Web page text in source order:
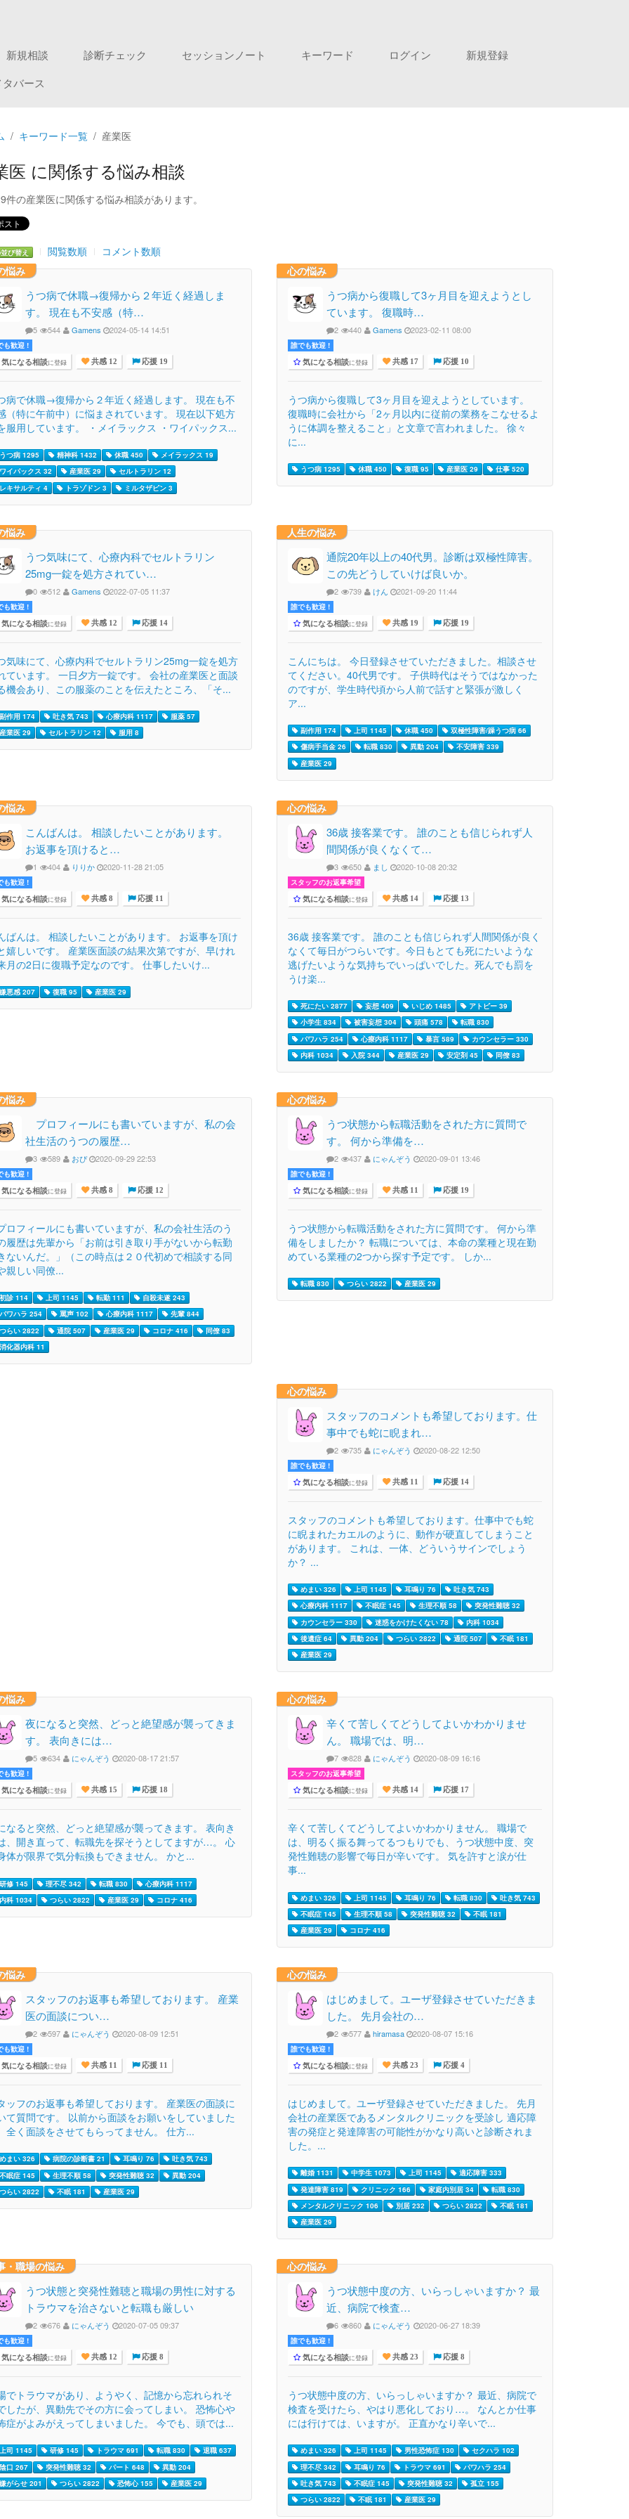
新規相談 診断チェック セッションノート キーワード ログイン
新規登録
バース
キーワード一覧 産業医
医 に関係する悩み相談
件の産業医に関係する悩み相談があります。
び替え 閲覧数順
コメント数順
悩み
うつ病で休職→復帰から２年近く経過しま
す。 現在も不安感（特…
5 544 Gamens 2024-05-14 14:51
も歓迎 !
気になる相談に登録 共感 12 応援 19
病で休職→復帰から２年近く経過します。 現在も不
（特に午前中）に悩まされています。 現在以下処方
服用しています。 ・メイラックス ・ワイパックス...
つ病 1295 精神科 1432 休職 450
メイラックス 19
イパックス 32
産業医 29
セルトラリン 12
キサルティ 4
トラゾドン 3 ミルタザピン 3
心の悩み
うつ病から復職して3ヶ月目を迎えようとし
ています。 復職時…
2 440 Gamens 2023-02-11 08:00
誰でも歓迎 !
気になる相談に登録 共感 17 応援 10
うつ病から復職して3ヶ月目を迎えようとしています。
復職時に会社から「2ヶ月以内に従前の業務をこなせるよ
うに体調を整えること」と文章で言われました。 徐々
に...
うつ病 1295 休職 450 復職 95 産業医 29 仕事 520
悩み
うつ気味にて、心療内科でセルトラリン
25mg一錠を処方されてい…
0 512 Gamens 2022-07-05 11:37
も歓迎 !
気になる相談に登録 共感 12 応援 14
気味にて、心療内科でセルトラリン25mg一錠を処方
ています。 一日夕方一錠です。 会社の産業医と面談
機会あり、この服薬のことを伝えたところ、「そ...
作用 174 吐き気 743 心療内科 1117
服薬 57
業医 29
セルトラリン 12 服用 8
人生の悩み
通院20年以上の40代男。診断は双極性障害。
この先どうしていけば良いか。
2 739 けん 2021-09-20 11:44
誰でも歓迎 !
気になる相談に登録 共感 19 応援 19
こんにちは。 今日登録させていただきました。相談させ
てください。40代男です。 子供時代はそうではなかった
のですが、学生時代頃から人前で話すと緊張が激しく
ア...
副作用 174 上司 1145 休職 450
双極性障害/躁うつ病 66
傷病手当金 26
転職 830 異動 204
不安障害 339
産業医 29
悩み
こんばんは。 相談したいことがあります。
お返事を頂けると…
1 404 りりか 2020-11-28 21:05
も歓迎 !
気になる相談に登録 共感 8 応援 11
ばんは。 相談したいことがあります。 お返事を頂け
嬉しいです。 産業医面談の結果次第ですが、早けれ
月の2日に復職予定なのです。 仕事したいけ...
悪感 207 復職 95 産業医 29
心の悩み
36歳 接客業です。 誰のことも信じられず人
間関係が良くなくて…
3 650 まし 2020-10-08 20:32
スタッフのお返事希望
気になる相談に登録 共感 14 応援 13
36歳 接客業です。 誰のことも信じられず人間関係が良く
なくて毎日がつらいです。今日もとても死にたいような
逃げたいような気持ちでいっぱいでした。死んでも罰を
うけ楽...
死にたい 2877 妄想 409 いじめ 1485
アトピー 39
小学生 834
被害妄想 304 頭痛 578
転職 830
パワハラ 254
心療内科 1117 暴言 589
カウンセラー 330
内科 1034
入院 344 産業医 29 安定剤 45 同僚 83
悩み
プロフィールにも書いていますが、私の会
社生活のうつの履歴…
3 589 おぴ 2020-09-29 22:53
も歓迎 !
気になる相談に登録 共感 8 応援 12
フィールにも書いていますが、私の会社生活のう
履歴は先輩から「お前は引き取り手がないから転勤
ないんだ。」（この時点は２０代初めで相談する同
親しい同僚...
診 114 上司 1145 転勤 111
自殺未遂 243
ワハラ 254
罵声 102 心療内科 1117
先輩 844
らい 2822
通院 507 産業医 29 コロナ 416
同僚 83
化器内科 11
心の悩み
うつ状態から転職活動をされた方に質問で
す。 何から準備を…
2 437 にゃんぞう 2020-09-01 13:46
誰でも歓迎 !
気になる相談に登録 共感 11 応援 19
うつ状態から転職活動をされた方に質問です。 何から準
備をしましたか？ 転職については、本命の業種と現在勤
めている業種の2つから探す予定です。 しか...
転職 830 つらい 2822 産業医 29
心の悩み
スタッフのコメントも希望しております。仕
事中でも蛇に睨まれ…
2 735 にゃんぞう 2020-08-22 12:50
誰でも歓迎 !
気になる相談に登録 共感 11 応援 14
スタッフのコメントも希望しております。仕事中でも蛇
に睨まれたカエルのように、動作が硬直してしまうこと
があります。 これは、一体、どういうサインでしょう
か？ ...
めまい 326 上司 1145 耳鳴り 76
吐き気 743
心療内科 1117
不眠症 145 生理不順 58
突発性難聴 32
カウンセラー 330
迷惑をかけたくない 78
内科 1034
後遺症 64
異動 204 つらい 2822 通院 507
不眠 181
産業医 29
悩み
夜になると突然、どっと絶望感が襲ってきま
す。 表向きには…
5 634 にゃんぞう 2020-08-17 21:57
も歓迎 !
気になる相談に登録 共感 15 応援 18
なると突然、どっと絶望感が襲ってきます。 表向き
、開き直って、転職先を探そうとしてますが…。 心
体が限界で気分転換もできません。 かと...
修 145 理不尽 342 転職 830
心療内科 1117
科 1034
つらい 2822 産業医 29 コロナ 416
心の悩み
辛くて苦しくてどうしてよいかわかりませ
ん。 職場では、明…
7 828 にゃんぞう 2020-08-09 16:16
スタッフのお返事希望
気になる相談に登録 共感 14 応援 17
辛くて苦しくてどうしてよいかわかりません。 職場で
は、明るく振る舞ってるつもりでも、うつ状態中度、突
発性難聴の影響で毎日が辛いです。 気を許すと涙が仕
事...
めまい 326 上司 1145 耳鳴り 76 転職 830
吐き気 743
不眠症 145
生理不順 58 突発性難聴 32
不眠 181
産業医 29
コロナ 416
悩み
スタッフのお返事も希望しております。 産業
医の面談につい…
2 597 にゃんぞう 2020-08-09 12:51
も歓迎 !
気になる相談に登録 共感 11 応援 11
ッフのお返事も希望しております。 産業医の面談に
て質問です。 以前から面談をお願いをしていました
全く面談をさせてもらってません。 仕方...
まい 326 病院の診断書 21 耳鳴り 76
吐き気 743
眠症 145
生理不順 58 突発性難聴 32
異動 204
らい 2822
不眠 181 産業医 29
心の悩み
はじめまして。ユーザ登録させていただきま
した。 先月会社の…
2 577 hiramasa 2020-08-07 15:16
誰でも歓迎 !
気になる相談に登録 共感 23 応援 4
はじめまして。ユーザ登録させていただきました。 先月
会社の産業医であるメンタルクリニックを受診し 適応障
害の発症と発達障害の可能性がかなり高いと診断されま
した。...
離婚 1131 中学生 1073 上司 1145
適応障害 333
発達障害 819
クリニック 166 家庭内別居 34
転職 830
メンタルクリニック 106
別居 232 つらい 2822
不眠 181
産業医 29
・職場の悩み
うつ状態と突発性難聴と職場の男性に対する
トラウマを治さないと転職も厳しい
2 676 にゃんぞう 2020-07-05 09:37
も歓迎 !
気になる相談に登録 共感 12 応援 8
でトラウマがあり、ようやく、記憶から忘れられそ
したが、異動先でその方に会ってしまい。 恐怖心や
症がよみがえってしまいました。 今でも、頭では...
司 1145 研修 145 トラウマ 691 転職 830
退職 637
口 267
突発性難聴 32 パート 648
異動 204
がらせ 201
つらい 2822 恐怖心 155 産業医 29
心の悩み
うつ状態中度の方、いらっしゃいますか？ 最
近、病院で検査…
6 860 にゃんぞう 2020-06-27 18:39
誰でも歓迎 !
気になる相談に登録 共感 23 応援 8
うつ状態中度の方、いらっしゃいますか？ 最近、病院で
検査を受けたら、やはり悪化しており…。 なんとか仕事
には行けては、いますが。 正直かなり辛いで...
めまい 326 上司 1145 男性恐怖症 130
セクハラ 102
理不尽 342
耳鳴り 76 トラウマ 691
パワハラ 254
吐き気 743
不眠症 145 突発性難聴 32
孤立 155
つらい 2822
不眠 181 産業医 29